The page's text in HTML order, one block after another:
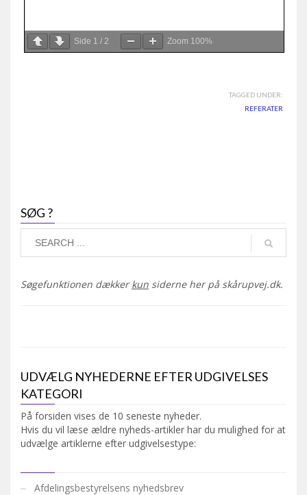
Side 1 / 2 Zoom 100%
TAGGED UNDER:
REFERATER
SØG ?
Søgefunktionen dækkerkun siderne her på skårupvej.dk.
UDVÆLG NYHEDERNE EFTER UDGIVELSES
KATEGORI
På forsiden vises de 10 seneste nyheder.
Hvis du vil læse ældre nyheds-artikler har du mulighed for at
udvælge artiklerne efter udgivelsestype:
Afdelingsbestyrelsens nyhedsbrev